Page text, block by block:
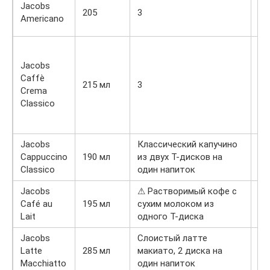
Jacobs
Americano
205 3
Jacobs
Caffè
Crema
Classico
215 мл 3
Jacobs
Cappuccino
Classico
190 мл
Классический капучино
из двух Т-дисков на
один напиток
Jacobs
Café au
Lait
195 мл
⚠ Растворимый кофе с
сухим молоком из
одного Т-диска
Jacobs
Latte
Macchiatto
285 мл
Слоистый латте
макиато, 2 диска на
один напиток